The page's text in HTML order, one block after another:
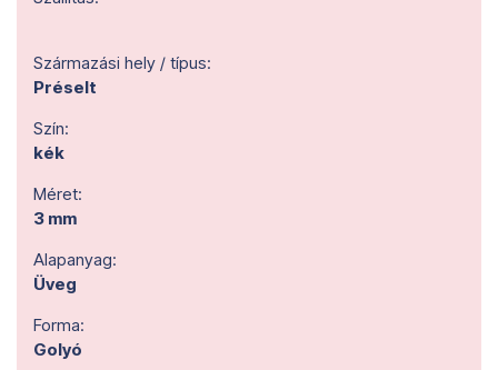
Származási hely / típus:
Préselt
Szín:
kék
Méret:
3 mm
Alapanyag:
Üveg
Forma:
Golyó